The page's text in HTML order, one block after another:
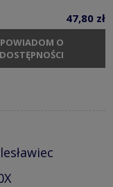
47,80 zł
POWIADOM O
DOSTĘPNOŚCI